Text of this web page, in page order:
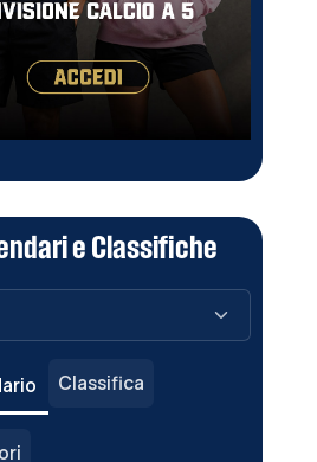
e Classifiche
Classifica